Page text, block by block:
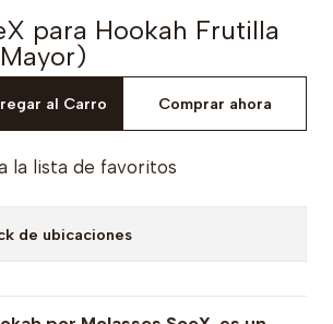
para Hookah Frutilla
al Carro Comprar ahora
la lista de favoritos
de ubicaciones